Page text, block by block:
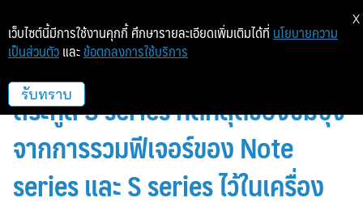
Galaxy S22 Ultra สมาร์ทโฟน
ตระกูล S series ที่ดีที่สุดของซัมซุง
จากการรวมฟีเจอร์ของ Note
series และ S series ไว้ในเครื่อง
เว็บไซต์นี้มีการใช้งานคุกกี้ ศึกษารายละเอียดเพิ่มเติมได้ที่ นโยบายความ
เป็นส่วนตัว และ ข้อตกลงการใช้บริการ
รับทราบ
X